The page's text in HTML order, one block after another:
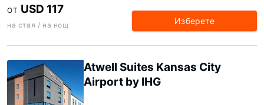
ОТ USD 117
на стая / на нощ Изберете
Atwell Suites Kansas City
Airport by IHG